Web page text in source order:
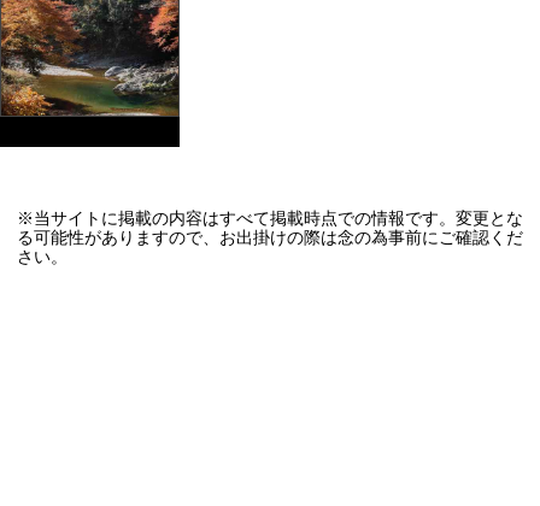
※当サイトに掲載の内容はすべて掲載時点での情報です。変更とな
る可能性がありますので、お出掛けの際は念の為事前にご確認くだ
さい。